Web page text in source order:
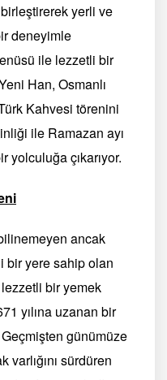
yerli ve
deneyimle
ile lezzetli bir
Han, Osmanlı
Kahvesi törenini
ile Ramazan ayı
çıkarıyor.
ancak
bir yere sahip olan
bir yemek
yılına uzanan bir
günümüze
sürdüren